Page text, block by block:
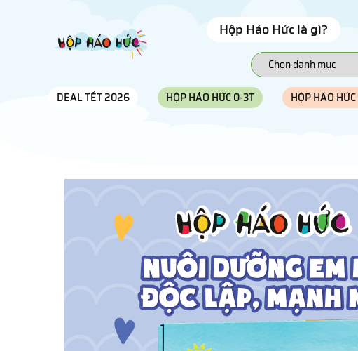
Hộp Háo Hức là gì?
DEAL TẾT 2026 HỘP HÁO HỨC 0-3T HỘP HÁO